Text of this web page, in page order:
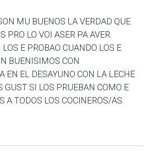
MU BUENOS LA VERDAD QUE
PRO LO VOI ASER PA AVER
E PROBAO CUANDO LOS E
BUENISIMOS CON
EN EL DESAYUNO CON LA LECHE
GUST SI LOS PRUEBAN COMO E
A TODOS LOS COCINEROS/AS.